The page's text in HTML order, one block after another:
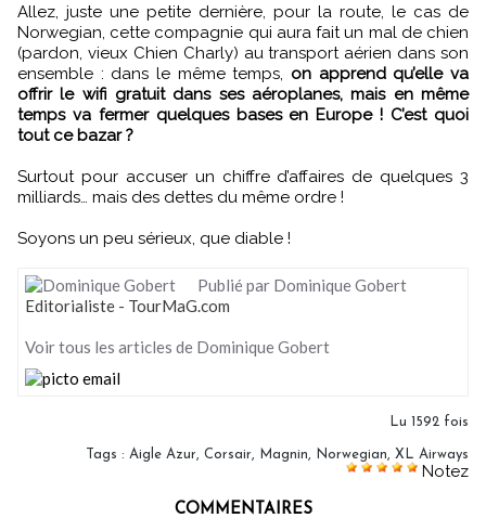
Allez, juste une petite dernière, pour la route, le cas de
Norwegian, cette compagnie qui aura fait un mal de chien
(pardon, vieux Chien Charly) au transport aérien dans son
ensemble : dans le même temps, on apprend qu’elle va
offrir le wifi gratuit dans ses aéroplanes, mais en même
temps va fermer quelques bases en Europe ! C’est quoi
tout ce bazar ?
Surtout pour accuser un chiffre d’affaires de quelques 3
milliards… mais des dettes du même ordre !
Soyons un peu sérieux, que diable !
Publié par Dominique Gobert
Editorialiste - TourMaG.com
Voir tous les articles de Dominique Gobert
Lu 1592 fois
Tags : Aigle Azur Corsair Magnin Norwegian XL Airways
Notez
COMMENTAIRES